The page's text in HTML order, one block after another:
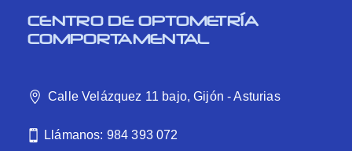
CENTRO DE OPTOMETRÍA
COMPORTAMENTAL
Calle Velázquez 11 bajo, Gijón - Asturias
Llámanos: 984 393 072